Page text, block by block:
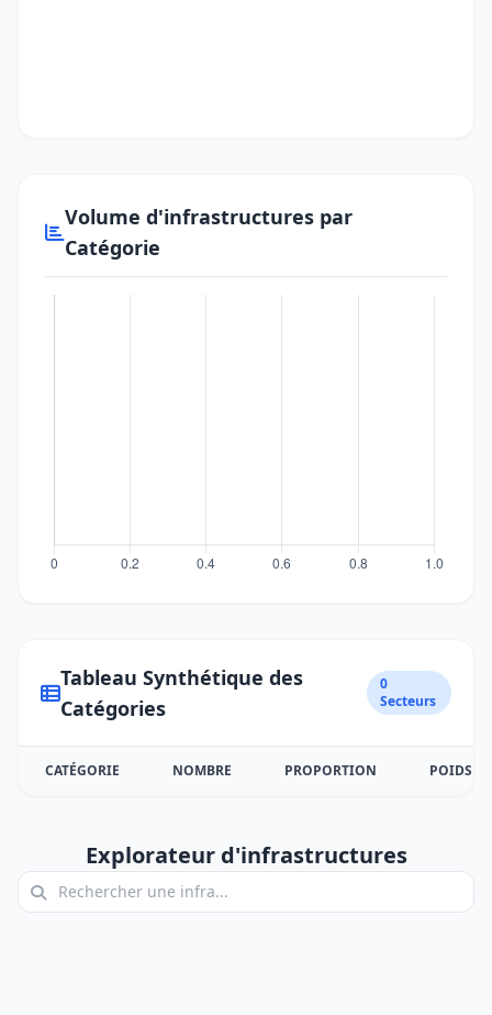
Volume d'infrastructures par
Catégorie
Tableau Synthétique des
Catégories
0
Secteurs
CATÉGORIE NOMBRE PROPORTION POIDS
Explorateur d'infrastructures